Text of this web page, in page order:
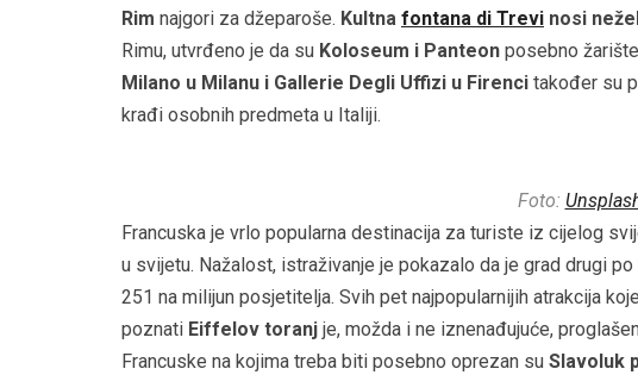
Rim najgori za džeparoše. Kultna fontana di Trevi nosi
Rimu, utvrđeno je da su Koloseum i Panteon posebno
Milano u Milanu i Gallerie Degli Uffizi u Firenci također su
krađi osobnih predmeta u Italiji.
Foto:
Francuska je vrlo popularna destinacija za turiste iz cijelog
u svijetu. Nažalost, istraživanje je pokazalo da je grad drugi
251 na milijun posjetitelja. Svih pet najpopularnijih atrakcija
poznati Eiffelov toranj je, možda i ne iznenađujuće,
Francuske na kojima treba biti posebno oprezan su Slavoluk